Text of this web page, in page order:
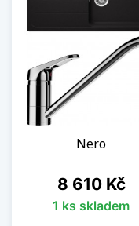
Nero
Cena
8 610 Kč
1 ks skladem